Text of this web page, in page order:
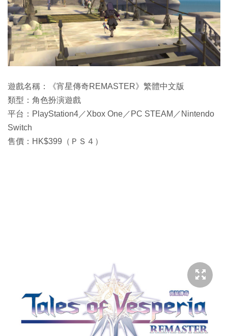
遊戲名稱：《宵星傳奇REMASTER》繁體中文版
類型：角色扮演遊戲
平台：PlayStation4／Xbox One／PC STEAM／Nintendo
Switch
售價：HK$399（ＰＳ４）